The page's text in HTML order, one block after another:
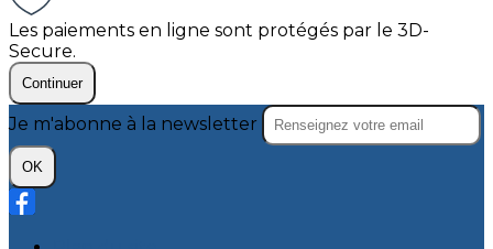
Les paiements en ligne sont protégés par le 3D-
Secure.
Continuer
Je m'abonne à la newsletter
OK